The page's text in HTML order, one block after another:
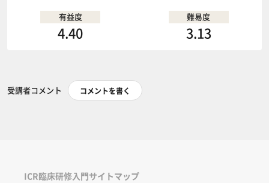
有益度
4.40
難易度
3.13
受講者コメント コメントを書く
ICR臨床研修入門サイトマップ